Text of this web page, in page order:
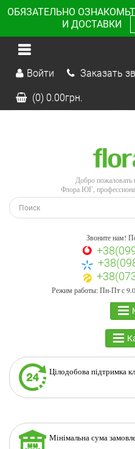
ОБЯЗАТЕЛЬНО
И ДОСТАВКИ
Войти Заказать
(0) 0.00грн.
Добро пожаловать
Флора ЮГ,
Звоните нам!
Режим работы: Пн-Пт с
Цілодобова
Мінімальна сума